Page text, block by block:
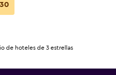
30
de hoteles de 3 estrellas